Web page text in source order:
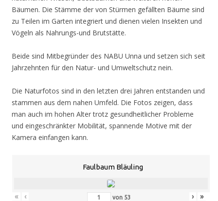
Bäumen. Die Stämme der von Stürmen gefällten Bäume sind
zu Teilen im Garten integriert und dienen vielen Insekten und
Vögeln als Nahrungs-und Brutstätte.
Beide sind Mitbegründer des NABU Unna und setzen sich seit
Jahrzehnten für den Natur- und Umweltschutz nein.
Die Naturfotos sind in den letzten drei Jahren entstanden und
stammen aus dem nahen Umfeld. Die Fotos zeigen, dass
man auch im hohen Alter trotz gesundheitlicher Probleme
und eingeschränkter Mobilität, spannende Motive mit der
Kamera einfangen kann.
Faulbaum Bläuling
« ‹ von 53 › »